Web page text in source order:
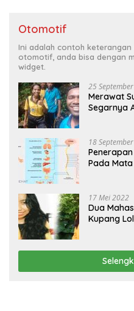
Otomotif
Ini adalah contoh
otomotif, anda bisa dengan
widget.
25
Merawat
Segarnya
18
Pada
17 Mei 2022
Dua
Kupang